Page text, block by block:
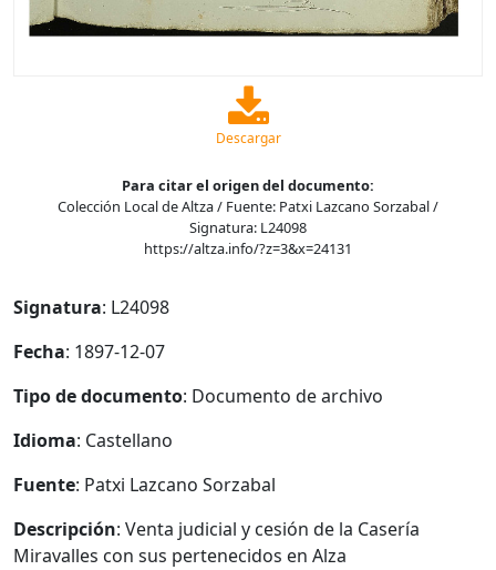
Descargar
Para citar el origen del documento:
Colección Local de Altza / Fuente: Patxi Lazcano Sorzabal /
Signatura: L24098
https://altza.info/?z=3&x=24131
Signatura: L24098
Fecha: 1897-12-07
Tipo de documento: Documento de archivo
Idioma: Castellano
Fuente: Patxi Lazcano Sorzabal
Descripción: Venta judicial y cesión de la Casería
Miravalles con sus pertenecidos en Alza